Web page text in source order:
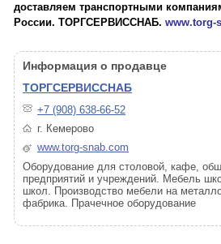
доставляем транспортными
России. ТОРГСЕРВИССНАБ. www.torg-
Информация о продавце
ТОРГСЕРВИССНАБ
+7 (908) 638-66-52
г. Кемерово
www.torg-snab.com
Оборудование для столовой, кафе,
предприятий и учреждений. Мебель
школ. Производство мебели на
фабрика. Прачечное оборудование